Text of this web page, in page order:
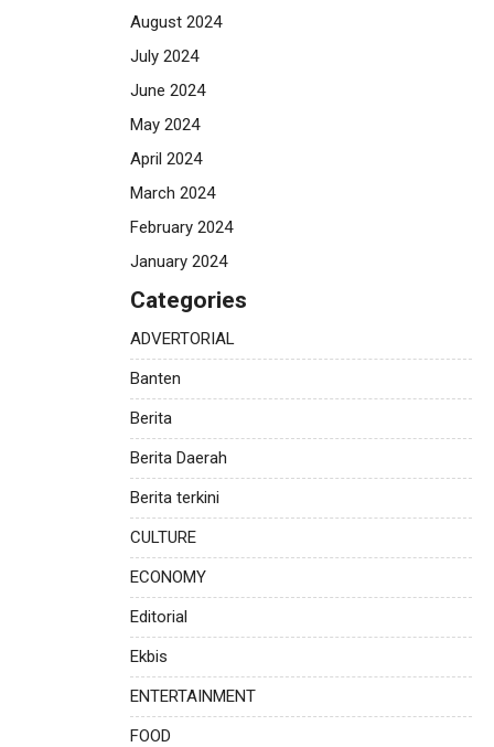
August 2024
July 2024
June 2024
May 2024
April 2024
March 2024
February 2024
January 2024
Categories
ADVERTORIAL
Banten
Berita
Berita Daerah
Berita terkini
CULTURE
ECONOMY
Editorial
Ekbis
ENTERTAINMENT
FOOD